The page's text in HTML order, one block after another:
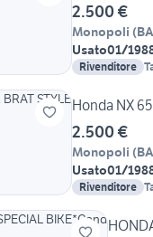
2.500 €
Monopoli (BA
Usato01/
Rivenditore
Honda NX
2.500 €
Monopoli (BA
Usato01/
Rivenditore